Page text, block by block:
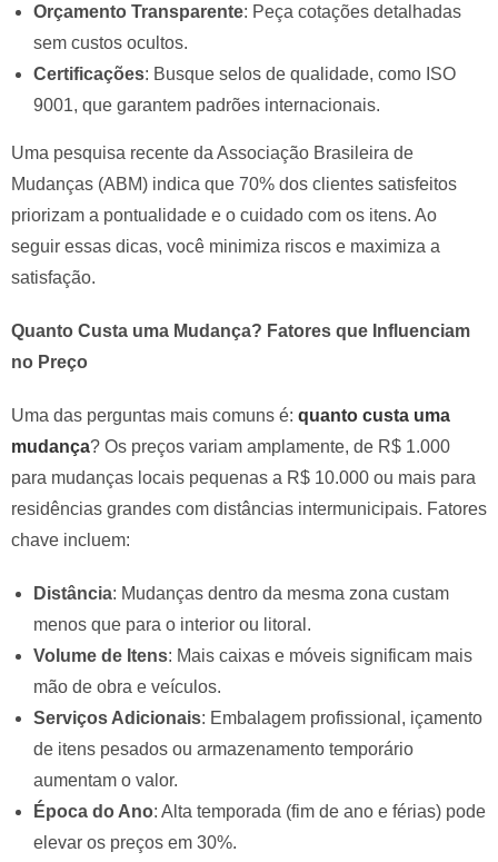
Orçamento Transparente: Peça cotações detalhadas
sem custos ocultos.
Certificações: Busque selos de qualidade, como ISO
9001, que garantem padrões internacionais.
Uma pesquisa recente da Associação Brasileira de
Mudanças (ABM) indica que 70% dos clientes satisfeitos
priorizam a pontualidade e o cuidado com os itens. Ao
seguir essas dicas, você minimiza riscos e maximiza a
satisfação.
Quanto Custa uma Mudança? Fatores que Influenciam
no Preço
Uma das perguntas mais comuns é: quanto custa uma
mudança? Os preços variam amplamente, de R$ 1.000
para mudanças locais pequenas a R$ 10.000 ou mais para
residências grandes com distâncias intermunicipais. Fatores
chave incluem:
Distância: Mudanças dentro da mesma zona custam
menos que para o interior ou litoral.
Volume de Itens: Mais caixas e móveis significam mais
mão de obra e veículos.
Serviços Adicionais: Embalagem profissional, içamento
de itens pesados ou armazenamento temporário
aumentam o valor.
Época do Ano: Alta temporada (fim de ano e férias) pode
elevar os preços em 30%.